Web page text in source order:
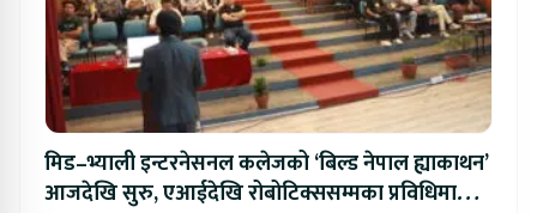
मिड–भ्याली इन्टरनेसनल कलेजको ‘बिल्ड नेपाल ह्याकाथन’
आजदेखि सुरु, एआईदेखि रोबोटिक्ससम्मका प्रविधिमा